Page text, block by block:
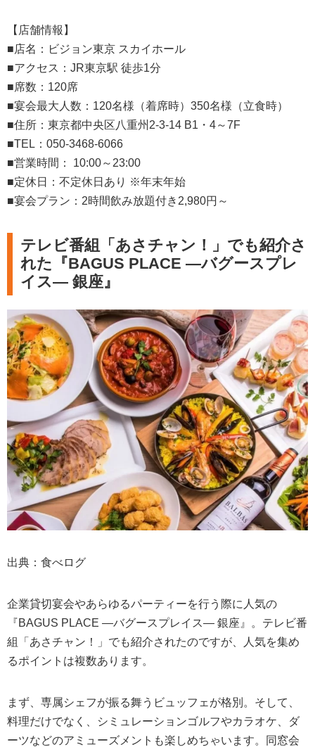
【店舗情報】
■店名：ビジョン東京 スカイホール
■アクセス：JR東京駅 徒歩1分
■席数：120席
■宴会最大人数：120名様（着席時）350名様（立食時）
■住所：東京都中央区八重州2-3-14 B1・4～7F
■TEL：050-3468-6066
■営業時間： 10:00～23:00
■定休日：不定休日あり ※年末年始
■宴会プラン：2時間飲み放題付き2,980円～
テレビ番組「あさチャン！」でも紹介さ
れた『BAGUS PLACE ―バグースプレ
イス― 銀座』
出典：食べログ
企業貸切宴会やあらゆるパーティーを行う際に人気の
『BAGUS PLACE ―バグースプレイス― 銀座』。テレビ番
組「あさチャン！」でも紹介されたのですが、人気を集め
るポイントは複数あります。
まず、専属シェフが振る舞うビュッフェが格別。そして、
料理だけでなく、シミュレーションゴルフやカラオケ、ダ
ーツなどのアミューズメントも楽しめちゃいます。同窓会